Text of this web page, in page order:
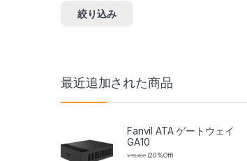
絞り込み
最近追加された商品
Fanvil ATA ゲートウェイ
GA10
¥15,400 (20 %Off)